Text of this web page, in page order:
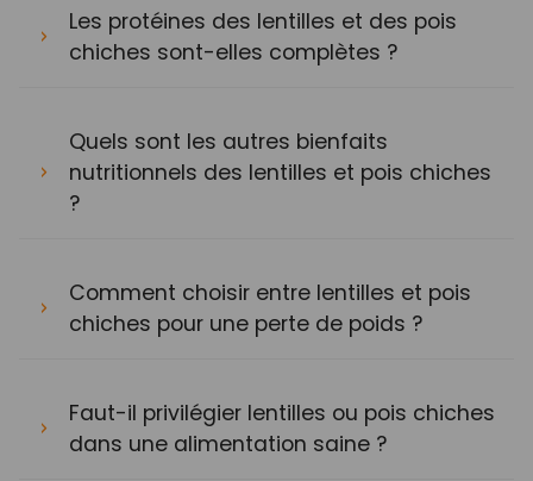
Les protéines des lentilles et des pois
chiches sont-elles complètes ?
Quels sont les autres bienfaits
nutritionnels des lentilles et pois chiches
?
Comment choisir entre lentilles et pois
chiches pour une perte de poids ?
Faut-il privilégier lentilles ou pois chiches
dans une alimentation saine ?